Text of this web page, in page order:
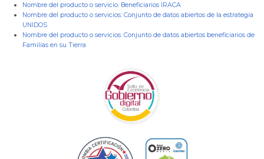
Nombre del producto o servicio: Beneficiarios IRACA
Nombre del producto o servicios: Conjunto de datos abiertos de la estrategia
UNIDOS
Nombre del producto o servicios: Conjunto de datos abiertos beneficiarios de
Familias en su Tierra